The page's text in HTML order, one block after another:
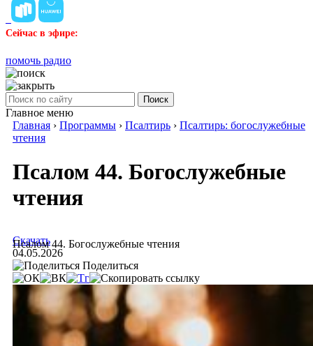
Сейчас в эфире:
помочь радио
Поиск
Главное меню
Главная › Программы › Псалтирь › Псалтирь: богослужебные
чтения
Псалом 44. Богослужебные
чтения
Псалом 44. Богослужебные чтения
Скачать
04.05.2026
Поделиться